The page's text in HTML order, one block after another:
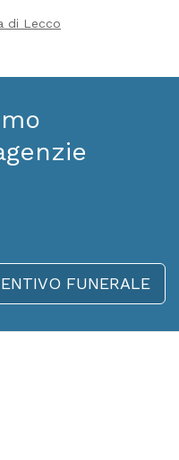
di Lecco
FUNERALE